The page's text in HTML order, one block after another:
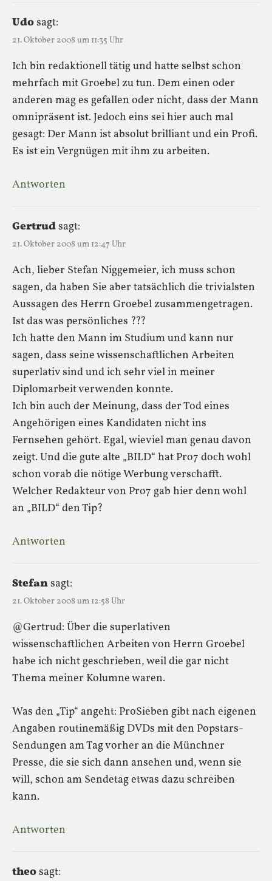
Udosagt:
21. Oktober 2008 um 11:35 Uhr
Ich bin redaktionell tätig und hatte selbst schon
mehrfach mit Groebel zu tun. Dem einen oder
anderen mag es gefallen oder nicht, dass der Mann
omnipräsent ist. Jedoch eins sei hier auch mal
gesagt: Der Mann ist absolut brilliant und ein Profi.
Es ist ein Vergnügen mit ihm zu arbeiten.
Antworten
Gertrudsagt:
21. Oktober 2008 um 12:47 Uhr
Ach, lieber Stefan Niggemeier, ich muss schon
sagen, da haben Sie aber tatsächlich die trivialsten
Aussagen des Herrn Groebel zusammengetragen.
Ist das was persönliches ???
Ich hatte den Mann im Studium und kann nur
sagen, dass seine wissenschaftlichen Arbeiten
superlativ sind und ich sehr viel in meiner
Diplomarbeit verwenden konnte.
Ich bin auch der Meinung, dass der Tod eines
Angehörigen eines Kandidaten nicht ins
Fernsehen gehört. Egal, wieviel man genau davon
zeigt. Und die gute alte „BILD“ hat Pro7 doch wohl
schon vorab die nötige Werbung verschafft.
Welcher Redakteur von Pro7 gab hier denn wohl
an „BILD“ den Tip?
Antworten
Stefansagt:
21. Oktober 2008 um 12:58 Uhr
@Gertrud: Über die superlativen
wissenschaftlichen Arbeiten von Herrn Groebel
habe ich nicht geschrieben, weil die gar nicht
Thema meiner Kolumne waren.
Was den „Tip“ angeht: ProSieben gibt nach eigenen
Angaben routinemäßig DVDs mit den Popstars-
Sendungen am Tag vorher an die Münchner
Presse, die sie sich dann ansehen und, wenn sie
will, schon am Sendetag etwas dazu schreiben
kann.
Antworten
theosagt: